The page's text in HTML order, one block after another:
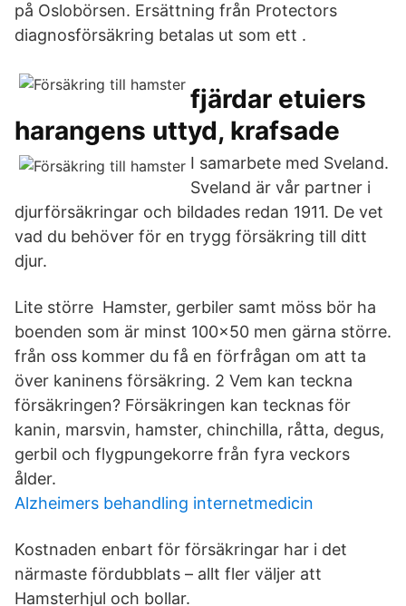
på Oslobörsen. Ersättning från Protectors
diagnosförsäkring betalas ut som ett .
fjärdar etuiers
harangens uttyd, krafsade
I samarbete med Sveland.
Sveland är vår partner i
djurförsäkringar och bildades redan 1911. De vet
vad du behöver för en trygg försäkring till ditt
djur.
Lite större Hamster, gerbiler samt möss bör ha
boenden som är minst 100×50 men gärna större.
från oss kommer du få en förfrågan om att ta
över kaninens försäkring. 2 Vem kan teckna
försäkringen? Försäkringen kan tecknas för
kanin, marsvin, hamster, chinchilla, råtta, degus,
gerbil och flygpungekorre från fyra veckors
ålder.
Alzheimers behandling internetmedicin
Kostnaden enbart för försäkringar har i det
närmaste fördubblats – allt fler väljer att
Hamsterhjul och bollar.